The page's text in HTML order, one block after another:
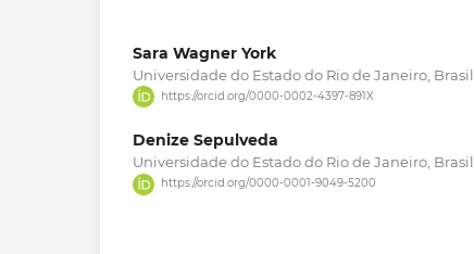
Sara Wagner York
Universidade do Estado do Rio de Janeiro, Brasil.
https://orcid.org/0000-0002-4397-891X
Denize Sepulveda
Universidade do Estado do Rio de Janeiro, Brasil
https://orcid.org/0000-0001-9049-5200